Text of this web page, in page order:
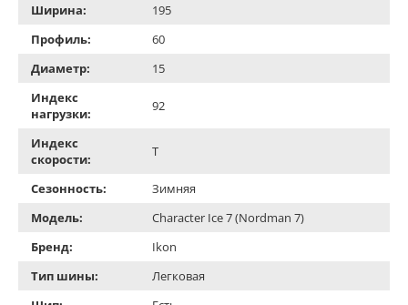
Ширина:
195
Профиль:
60
Диаметр:
15
Индекс
нагрузки:
92
Индекс
скорости:
T
Сезонность:
Зимняя
Модель:
Character Ice 7 (Nordman 7)
Бренд:
Ikon
Тип шины:
Легковая